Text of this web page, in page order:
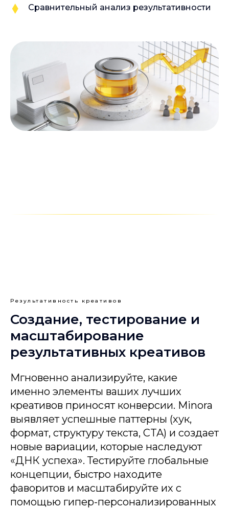
Сравнительный анализ результативности
Результативность креативов
Создание, тестирование и
масштабирование
результативных креативов
Мгновенно анализируйте, какие
именно элементы ваших лучших
креативов приносят конверсии. Minora
выявляет успешные паттерны (хук,
формат, структуру текста, CTA) и создает
новые вариации, которые наследуют
«ДНК успеха». Тестируйте глобальные
концепции, быстро находите
фаворитов и масштабируйте их с
помощью гипер-персонализированных